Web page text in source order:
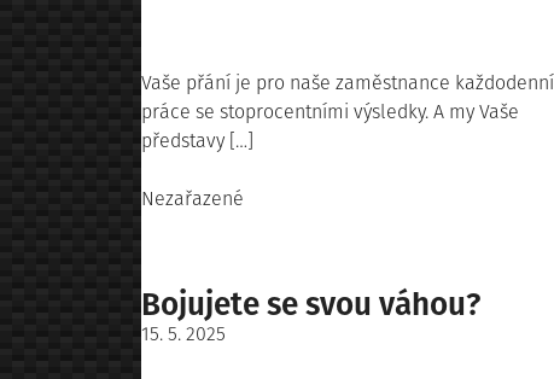
Vaše přání je pro naše zaměstnance každodenní
práce se stoprocentními výsledky. A my Vaše
představy […]
Posted
Nezařazené
Bojujete se svou váhou?
Posted
15. 5. 2025